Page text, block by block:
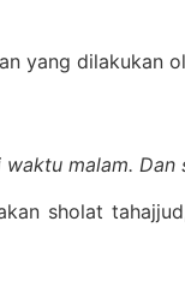
yang dilakukan
malam.
sholat